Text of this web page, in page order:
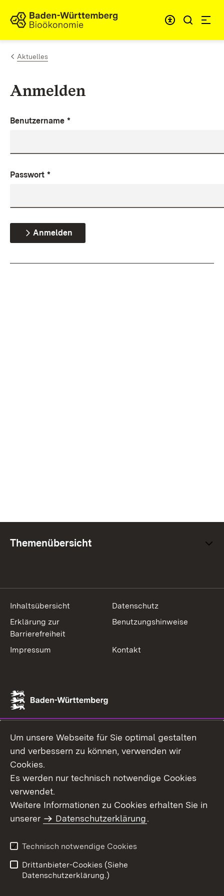
Zum Inhalt springen
Link zur Startseite
Aktuelles
Anmelden
Benutzername *
Passwort *
Anmelden
Themenübersicht
Inhaltsübersicht
Datenschutz
Erklärung zur
Barrierefreiheit
Benutzungshinweise
Impressum Kontakt
Um unsere Webseite für Sie optimal gestalten
und verbessern zu können, verwenden wir
Cookies.
Es werden nur technisch notwendige Cookies
verwendet.
Weitere Informationen zu Cookies erhalten Sie in
unserer
Datenschutzerklärung.
Technisch notwendige Cookies
Drittanbieter-Cookies (Siehe
Datenschutzerklärung.)